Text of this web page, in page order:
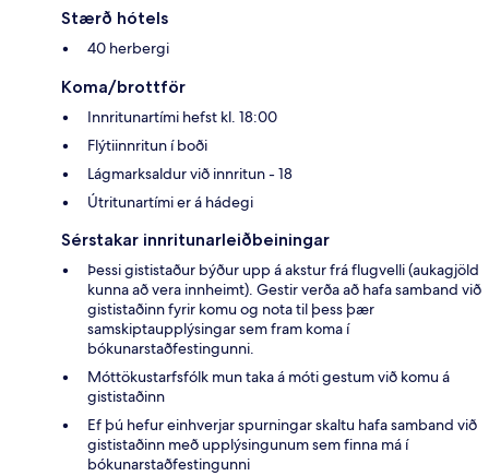
Stærð hótels
40 herbergi
Koma/brottför
Innritunartími hefst kl. 18:00
Flýtiinnritun í boði
Lágmarksaldur við innritun - 18
Útritunartími er á hádegi
Sérstakar innritunarleiðbeiningar
Þessi gististaður býður upp á akstur frá flugvelli (aukagjöld
kunna að vera innheimt). Gestir verða að hafa samband við
gististaðinn fyrir komu og nota til þess þær
samskiptaupplýsingar sem fram koma í
bókunarstaðfestingunni.
Móttökustarfsfólk mun taka á móti gestum við komu á
gististaðinn
Ef þú hefur einhverjar spurningar skaltu hafa samband við
gististaðinn með upplýsingunum sem finna má í
bókunarstaðfestingunni